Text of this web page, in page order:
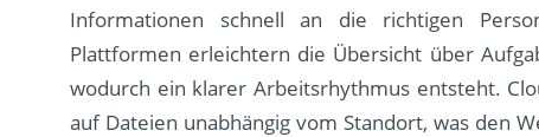
Informationen schnell an die richtigen
Plattformen erleichtern die Übersicht über
wodurch ein klarer Arbeitsrhythmus entsteht.
auf Dateien unabhängig vom Standort, was den